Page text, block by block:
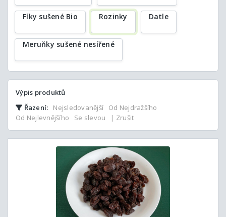
Fíky sušené Bio Rozinky Datle
Meruňky sušené nesířené
Výpis produktů
Řazení:
Nejsledovanější
Od Nejdražšího
Od Nejlevnějšího
Se slevou | Zrušit